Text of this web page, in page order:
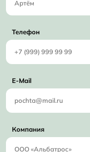
Телефон
E-Mail
Компания